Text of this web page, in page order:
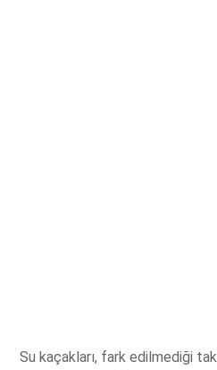
Su kaçakları, fark edilmediği